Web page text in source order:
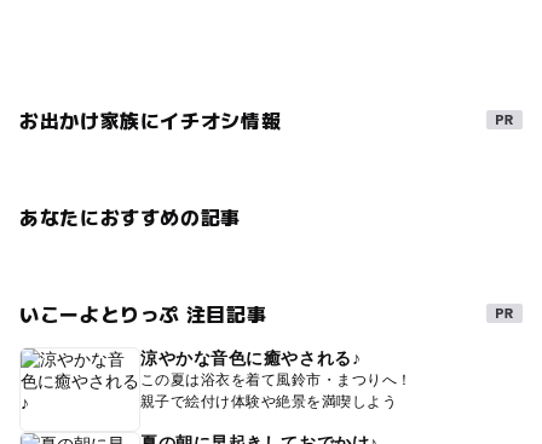
お出かけ家族にイチオシ情報
あなたにおすすめの記事
いこーよとりっぷ 注目記事
涼やかな音色に癒やされる♪
この夏は浴衣を着て風鈴市・まつりへ！
親子で絵付け体験や絶景を満喫しよう